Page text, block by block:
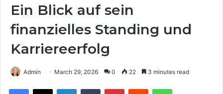
Ein Blick auf sein
finanzielles Standing und
Karriereerfolg
Admin March 29, 2026 0 22 3 minutes read
Facebook
X LinkedInTumblr PinterestReddit WhatsApp